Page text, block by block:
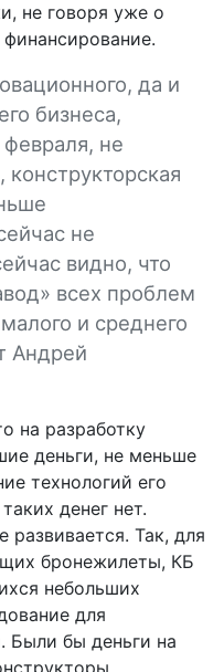
не говоря уже о
да и
бизнеса,
не
не
видно, что
всех проблем
и среднего
Андрей
на разработку
деньги, не меньше
технологий его
денег нет.
развивается. Так, для
бронежилеты, КБ
небольших
для
Были бы деньги на